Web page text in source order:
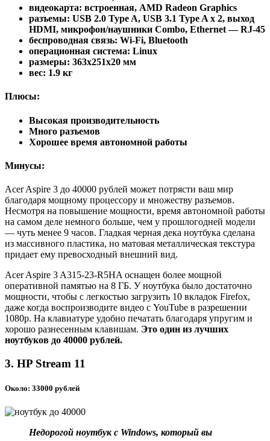
видеокарта: встроенная, AMD Radeon Graphics
разъемы: USB 2.0 Type A, USB 3.1 Type A x 2, выход
HDMI, микрофон/наушники Combo, Ethernet — RJ-45
беспроводная связь: Wi-Fi, Bluetooth
операционная система: Linux
pазмеры: 363x251x20 мм
вес: 1.9 кг
Плюсы:
Высокая производительность
Много разъемов
Хорошее время автономной работы
Минусы:
Acer Aspire 3 до 40000 рублей может потрясти ваш мир
благодаря мощному процессору и множеству разъемов.
Несмотря на повышение мощности, время автономной работы
на самом деле немного больше, чем у прошлогодней модели
— чуть менее 9 часов. Гладкая черная дека ноутбука сделана
из массивного пластика, но матовая металлическая текстура
придает ему превосходный внешний вид.
Acer Aspire 3 A315-23-R5HA оснащен более мощной
оперативной памятью на 8 ГБ. У ноутбука было достаточно
мощности, чтобы с легкостью загрузить 10 вкладок Firefox,
даже когда воспроизводите видео с YouTube в разрешении
1080p. На клавиатуре удобно печатать благодаря упругим и
хорошо разнесенным клавишам. Это один из лучших
ноутбуков до 40000 рублей.
3. HP Stream 11
Около: 33000 рублей
Недорогой ноутбук с Windows, который вы